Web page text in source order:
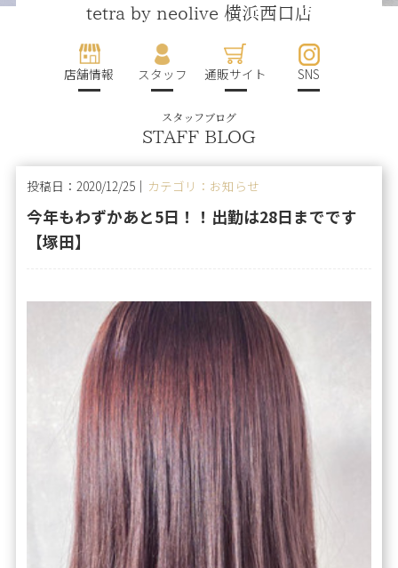
tetra by neolive 横浜西口店
店舗情報 スタッフ 通販サイト SNS
スタッフブログ
STAFF BLOG
投稿日：2020/12/25｜ カテゴリ：お知らせ
今年もわずかあと5日！！出勤は28日までです
【塚田】